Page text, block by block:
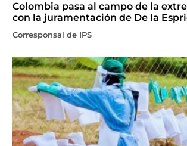
Colombia pasa al campo de la
con la juramentación de De la
Corresponsal de IPS